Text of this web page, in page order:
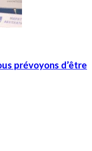
prévoyons d’être